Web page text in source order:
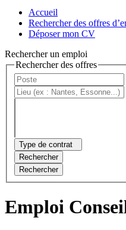
Accueil
Rechercher des offres
Déposer mon CV
Rechercher un emploi
Rechercher des offres
Type de contrat
Rechercher
Rechercher
Emploi